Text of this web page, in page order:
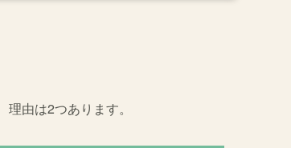
由は2つあります。